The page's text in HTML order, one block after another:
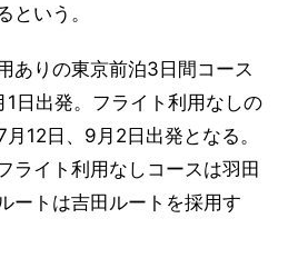
という。
ありの東京前泊3日間コース
日出発。フライト利用なしの
12日、9月2日出発となる。
ライト利用なしコースは羽田
ートは吉田ルートを採用す